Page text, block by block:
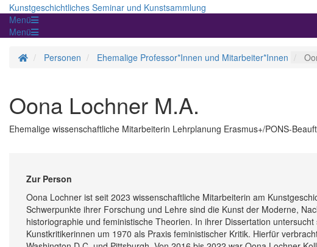
Kunstgeschichtliches Seminar und Kunstsammlung
Menü
Menü
Startseite
Personen Ehemalige Professor*Innen und Mitarbeiter*Innen
Oona Lochner M.A.
Ehemalige wissenschaftliche Mitarbeiterin Lehrplanung Erasmus+/PONS-
Zur Person
Oona Lochner ist seit 2023 wissenschaftliche Mitarbeiterin am
Schwerpunkte ihrer Forschung und Lehre sind die Kunst der Moderne,
historiographie und feministische Theorien. In ihrer Dissertation
Kunstkritikerinnen um 1970 als Praxis feministischer Kritik. Hierfür